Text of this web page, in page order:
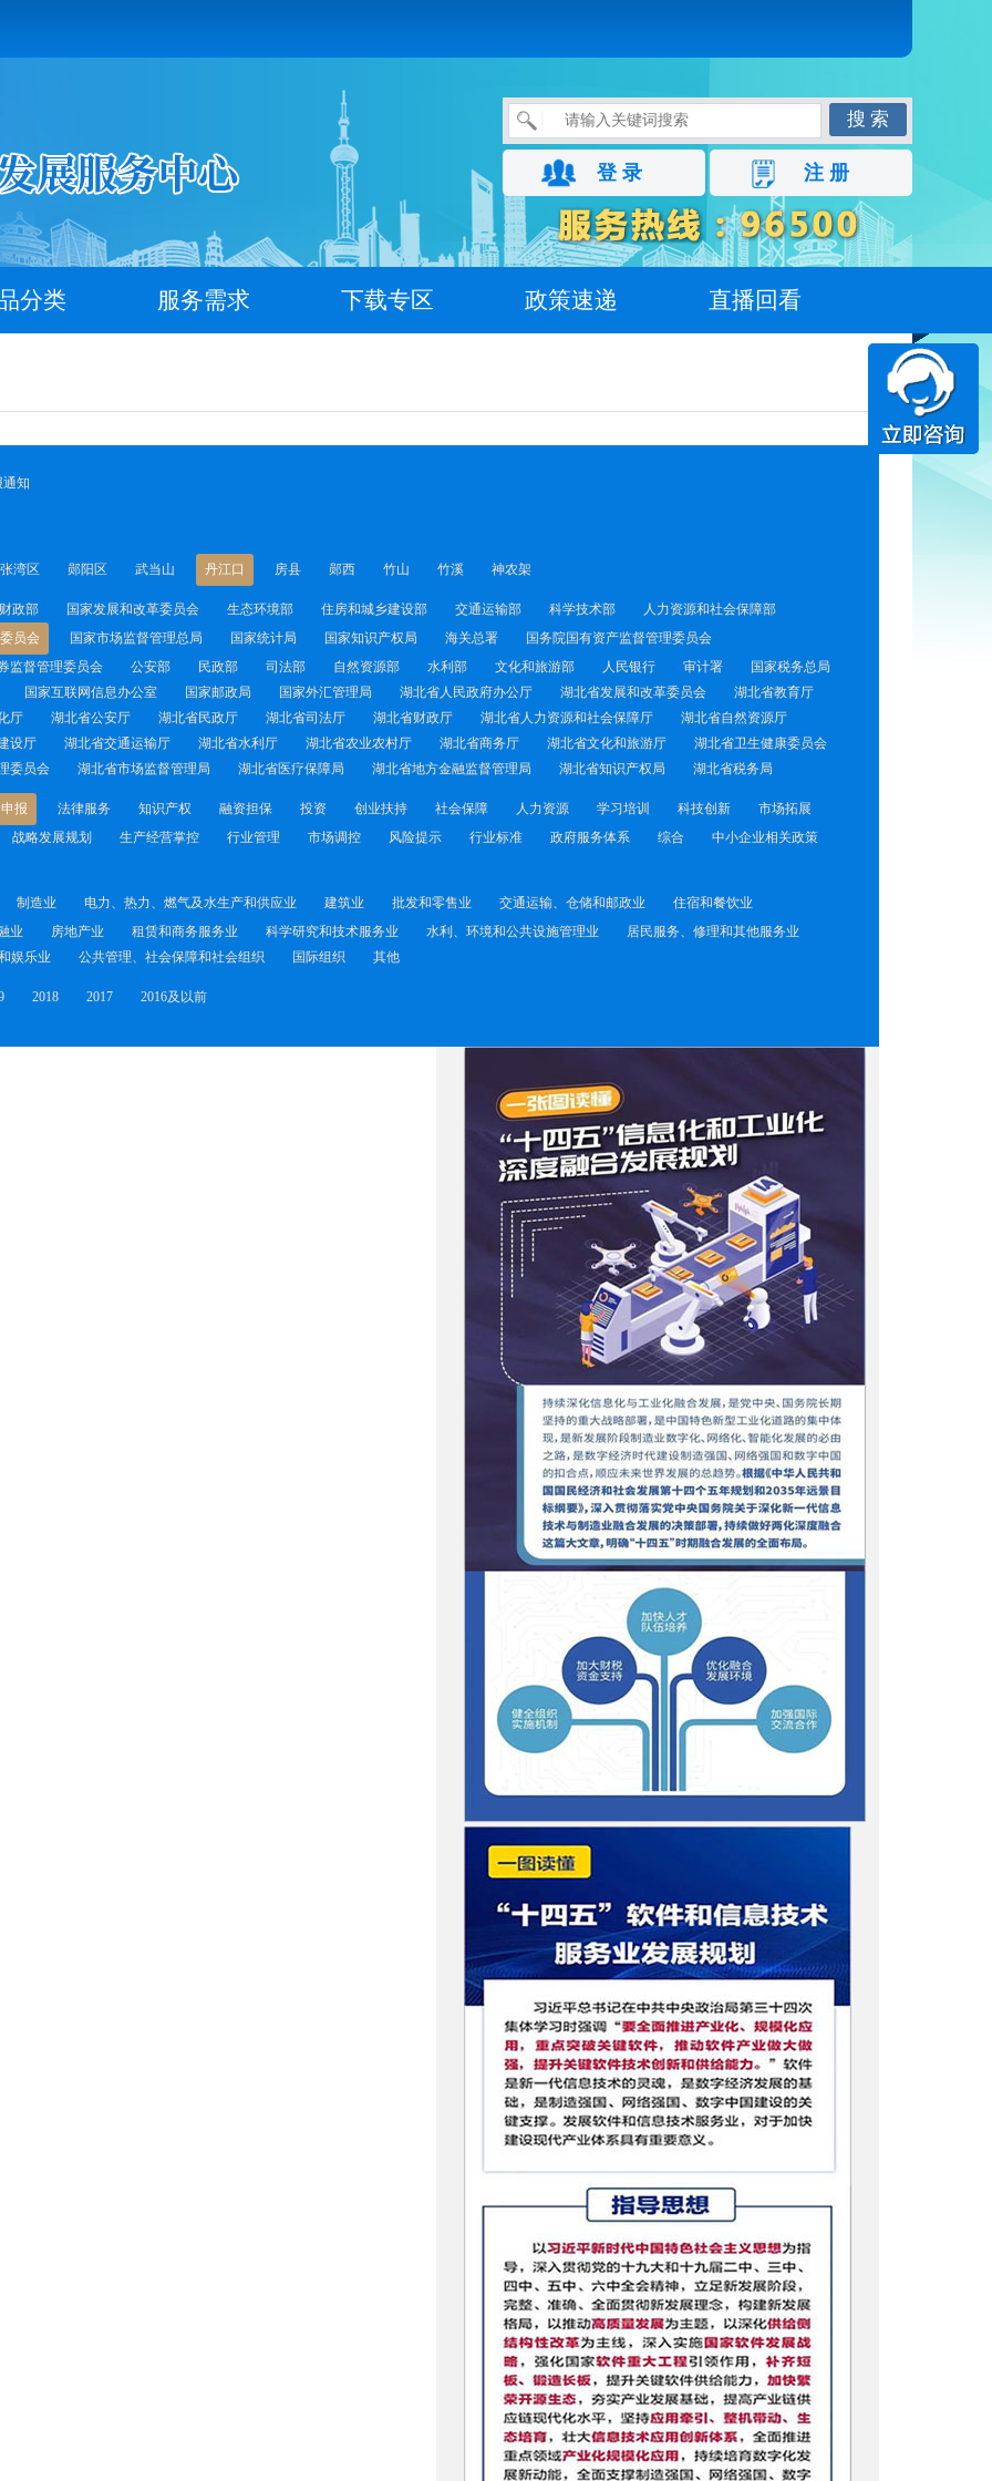
搜 索
登 录 注 册
分类 服务需求 下载专区 政策速递 直播回看
通知
张湾区 郧阳区 武当山 丹江口 房县 郧西 竹山 竹溪 神农架
财政部 国家发展和改革委员会 生态环境部 住房和城乡建设部 交通运输部 科学技术部
人力资源和社会保障部
员会 国家市场监督管理总局 国家统计局 国家知识产权局 海关总署
国务院国有资产监督管理委员会
监督管理委员会 公安部 民政部 司法部 自然资源部 水利部 文化和旅游部 人民银行 审计署
国家税务总局
国家互联网信息办公室 国家邮政局 国家外汇管理局 湖北省人民政府办公厅 湖北省发展和改革委员会
湖北省教育厅
厅 湖北省公安厅 湖北省民政厅 湖北省司法厅 湖北省财政厅 湖北省人力资源和社会保障厅
湖北省自然资源厅
设厅 湖北省交通运输厅 湖北省水利厅 湖北省农业农村厅 湖北省商务厅 湖北省文化和旅游厅
湖北省卫生健康委员会
委员会 湖北省市场监督管理局 湖北省医疗保障局 湖北省地方金融监督管理局 湖北省知识产权局 湖北省税务局
报 法律服务 知识产权 融资担保 投资 创业扶持 社会保障 人力资源 学习培训 科技创新
市场拓展
战略发展规划 生产经营掌控 行业管理 市场调控 风险提示 行业标准 政府服务体系 综合
中小企业相关政策
制造业 电力、热力、燃气及水生产和供应业 建筑业 批发和零售业 交通运输、仓储和邮政业
住宿和餐饮业
业 房地产业 租赁和商务服务业 科学研究和技术服务业 水利、环境和公共设施管理业
居民服务、修理和其他服务业
娱乐业 公共管理、社会保障和社会组织 国际组织 其他
2018 2017 2016及以前